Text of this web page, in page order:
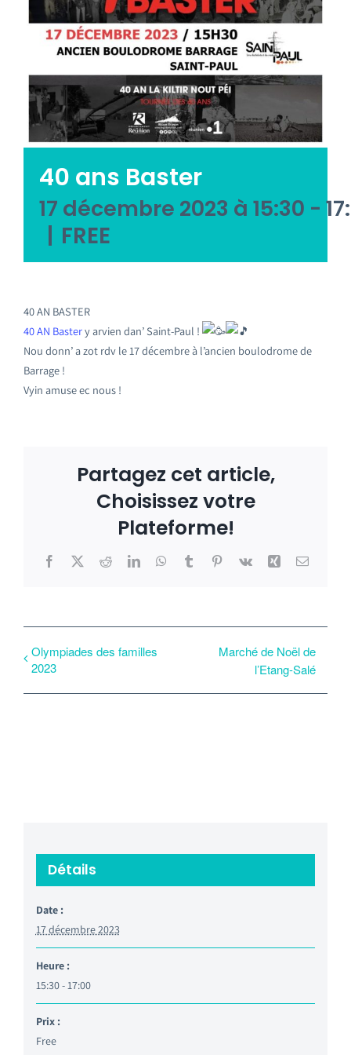
Emploi tourisme
40 ans Baster
17 décembre 2023 à 15:30 -
| FREE
40 AN BASTER
40 AN Bastery arvien dan’ Saint-Paul !
Nou donn’ a zot rdv le 17 décembre à l’ancien boulodrome de
Barrage !
Vyin amuse ec nous !
Partagez cet article,
Choisissez votre
Plateforme!
Facebook
X RedditLinkedInWhatsApp
TumblrPinterest
Vk Xing Email
Olympiades des familles
2023
Marché de Noël de
l’Etang-Salé
Détails
Date :
17 décembre 2023
Heure :
15:30 - 17:00
Prix :
Free